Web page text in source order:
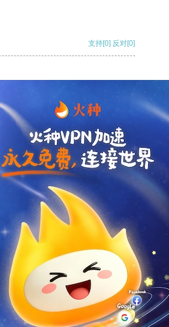
支持[0] 反对[0]
支持
支持[0] 反对[0]
支持[0] 反对[0]
旋风加速器